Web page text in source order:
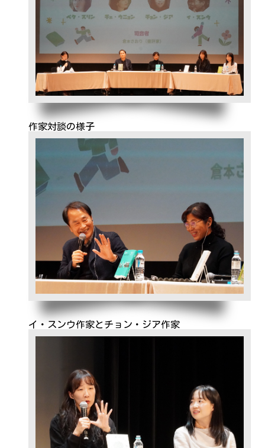
作家対談の様子
イ・スンウ作家とチョン・ジア作家